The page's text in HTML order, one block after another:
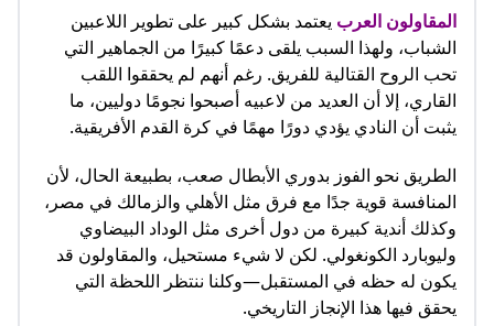
المقاولون العرب يعتمد بشكل كبير على تطوير اللاعبين
الشباب، ولهذا السبب يلقى دعمًا كبيرًا من الجماهير التي
تحب الروح القتالية للفريق. رغم أنهم لم يحققوا اللقب
القاري، إلا أن العديد من لاعبيه أصبحوا نجومًا دوليين، ما
يثبت أن النادي يؤدي دورًا مهمًا في كرة القدم الأفريقية.
الطريق نحو الفوز بدوري الأبطال صعب، بطبيعة الحال، لأن
المنافسة قوية جدًا مع فرق مثل الأهلي والزمالك في مصر،
وكذلك أندية كبيرة من دول أخرى مثل الوداد البيضاوي
وليوبارد الكونغولي. لكن لا شيء مستحيل، والمقاولون قد
يكون له حظه في المستقبل—وكلنا ننتظر اللحظة التي
يحقق فيها هذا الإنجاز التاريخي.